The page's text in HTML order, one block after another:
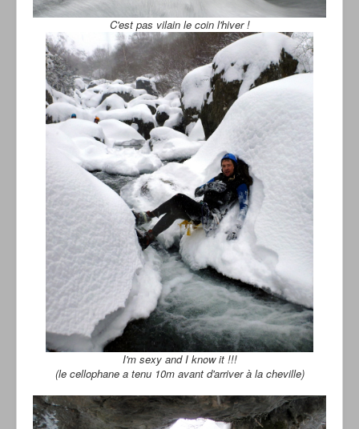
C'est pas vilain le coin l'hiver !
I'm sexy and I know it !!!
(le cellophane a tenu 10m avant d'arriver à la cheville)